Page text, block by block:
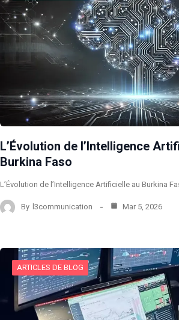
L’Évolution de l’Intelligence
Burkina Faso
L’Évolution de l’Intelligence Artificielle au Burkina
By l3communication Mar 5, 2026
ARTICLES DE BLOG